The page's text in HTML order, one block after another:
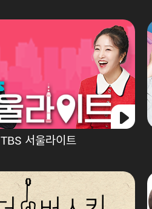
TBS 서울라이트